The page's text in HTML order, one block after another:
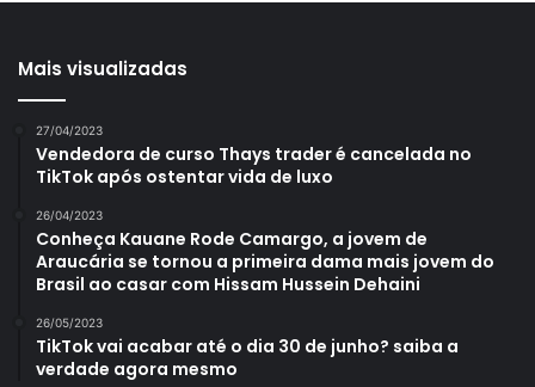
Mais visualizadas
27/04/2023
Vendedora de curso Thays trader é cancelada no
TikTok após ostentar vida de luxo
26/04/2023
Conheça Kauane Rode Camargo, a jovem de
Araucária se tornou a primeira dama mais jovem do
Brasil ao casar com Hissam Hussein Dehaini
26/05/2023
TikTok vai acabar até o dia 30 de junho? saiba a
verdade agora mesmo